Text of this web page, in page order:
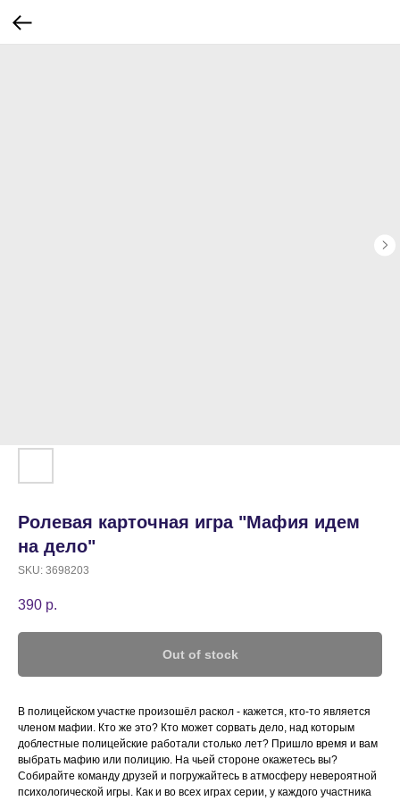
Ролевая карточная игра "Мафия идем
на дело"
SKU: 3698203
390 р.
Out of stock
В полицейском участке произошёл раскол - кажется, кто-то является
членом мафии. Кто же это? Кто может сорвать дело, над которым
доблестные полицейские работали столько лет? Пришло время и вам
выбрать мафию или полицию. На чьей стороне окажетесь вы?
Собирайте команду друзей и погружайтесь в атмосферу невероятной
психологической игры. Как и во всех играх серии, у каждого участника